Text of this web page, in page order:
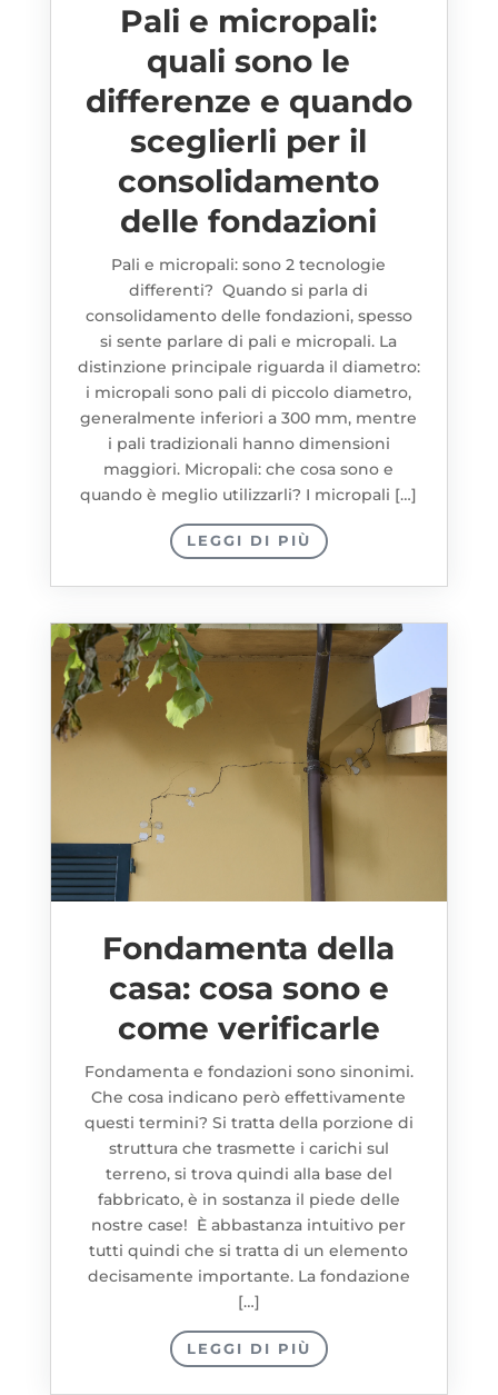
Pali e micropali:
quali sono le
differenze e quando
sceglierli per il
consolidamento
delle fondazioni
Pali e micropali: sono 2 tecnologie
differenti? Quando si parla di
consolidamento delle fondazioni, spesso
si sente parlare di pali e micropali. La
distinzione principale riguarda il diametro:
i micropali sono pali di piccolo diametro,
generalmente inferiori a 300 mm, mentre
i pali tradizionali hanno dimensioni
maggiori. Micropali: che cosa sono e
quando è meglio utilizzarli? I micropali […]
LEGGI DI PIÙ
Fondamenta della
casa: cosa sono e
come verificarle
Fondamenta e fondazioni sono sinonimi.
Che cosa indicano però effettivamente
questi termini? Si tratta della porzione di
struttura che trasmette i carichi sul
terreno, si trova quindi alla base del
fabbricato, è in sostanza il piede delle
nostre case! È abbastanza intuitivo per
tutti quindi che si tratta di un elemento
decisamente importante. La fondazione
[…]
LEGGI DI PIÙ